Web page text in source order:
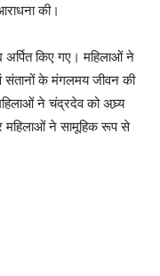
की।
अर्पित किए गए। महिलाओं ने
संतानों के मंगलमय जीवन की
ने चंद्रदेव को अघ्र्य
महिलाओं ने सामूहिक रूप से